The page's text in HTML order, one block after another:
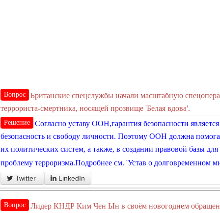
Вопрос
Британские спецслужбы начали масштабную
террориста-смертника, носящей прозвище 'Белая вдова'.
Решение
Согласно уставу ООН,гарантия безопасности
безопасность и свободу личности. Поэтому ООН должна
их политических систем, а также, в создании правовой базы
проблему терроризма.Подробнее см. 'Устав о долговременном
Twitter
LinkedIn
Вопрос
Лидер КНДР Ким Чен Ын в своём новогоднем